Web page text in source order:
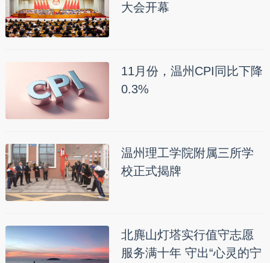
大会开幕
11月份，温州CPI同比下降
0.3%
温州理工学院附属三所学
校正式揭牌
北麂山灯塔实行值守志愿
服务满十年 守出“心灵的宁